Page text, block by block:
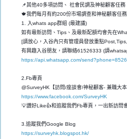
📌其他40多項訪問、 社會民調及神秘顧客任務
🍁我們每月有約200份市場調查和神秘顧客任
1. 入whats app群組 (最建議)
如有最新訪問、Tips、及最新配額均會先在
[請放心，入谷內只有管理員發放重點
有興趣入谷朋友，請聯絡61526333 (請
https://api.whatsapp.com/
2.Fb專頁
@SurveyHK【訪問/座談會/神秘顧客- 兼職大
https://www.facebook.com/SurveyHK
💡讚好Like👍和追蹤我們Fb專頁，一出新訪問
3.追蹤我們Google Blog
https://surveyhk.blogspot.hk/